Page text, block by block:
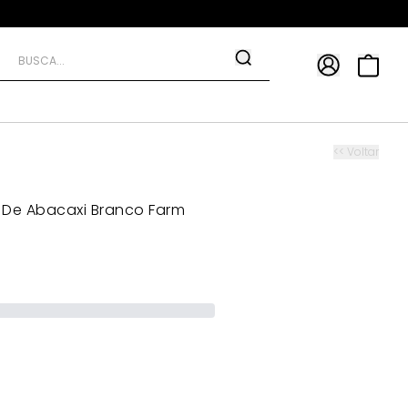
<< Voltar
Abacaxi Branco Farm